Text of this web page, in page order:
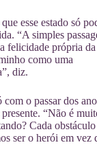
esse estado só
“A simples
felicidade própria da
como uma
diz.
o passar dos
“Não é
Cada
ser o herói em vez